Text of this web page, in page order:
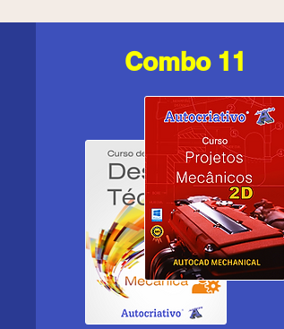
Combo 11